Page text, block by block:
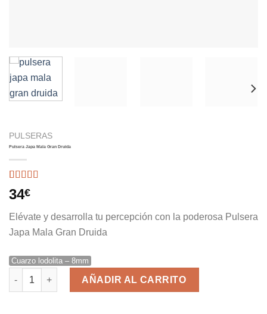
PULSERAS
Pulsera Japa Mala Gran Druida
Valorado
con5.00
1
valoración
de un cliente
34€
Elévate y desarrolla tu percepción con la poderosa Pulsera
Japa Mala Gran Druida
Cuarzo lodolita – 8mm
Pulsera Japa Mala Gran Druida cantidad
AÑADIR AL CARRITO